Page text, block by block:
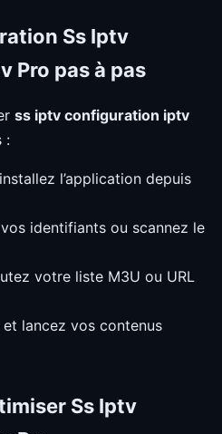
Ss Iptv
Pro pas à pas
ss iptv configuration iptv
:
l’application depuis
identifiants ou scannez le
votre liste M3U ou URL
et lancez vos contenus
Ss Iptv